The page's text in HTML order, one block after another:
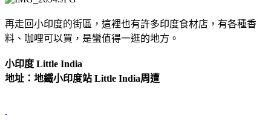
再走回小印度的街區，這裡也有許多印度食材店，有各種香
料、咖哩可以買，是蠻值得一逛的地方。
小印度 Little India
地址：地鐵小印度站 Little India周遭